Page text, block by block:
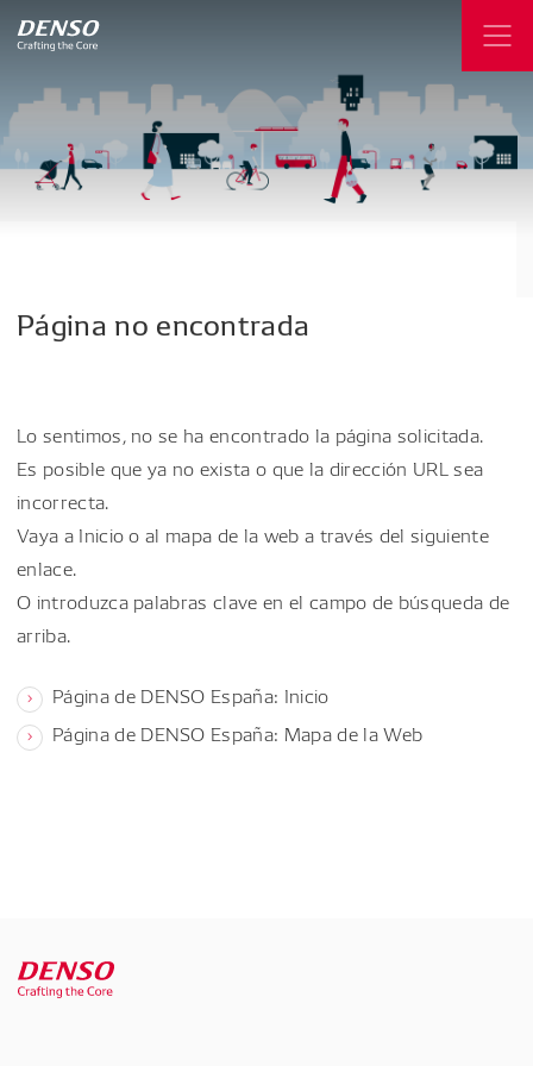
Página no encontrada
Lo sentimos, no se ha encontrado la página solicitada.
Es posible que ya no exista o que la dirección URL sea
incorrecta.
Vaya a Inicio o al mapa de la web a través del siguiente
enlace.
O introduzca palabras clave en el campo de búsqueda de
arriba.
Página de DENSO España: Inicio
Página de DENSO España: Mapa de la Web